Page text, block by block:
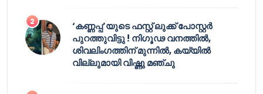
‘കണ്ണപ്പ’യുടെ ഫസ്റ്റ് ലുക്ക് പോസ്റ്റർ
പുറത്തുവിട്ടു ! നിഗൂഢ വനത്തിൽ,
ശിവലിംഗത്തിന് മുന്നിൽ, കയ്യിൽ
വില്ലുമായി വിഷ്ണു മഞ്ചു